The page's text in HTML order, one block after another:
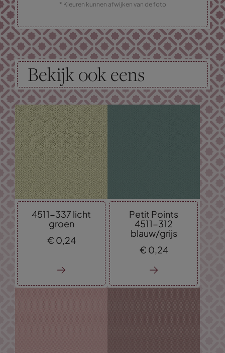
* Kleuren kunnen afwijken van de foto
Bekijk ook eens
4511-337 licht
groen
€ 0,24
Petit Points
4511-312
blauw/grijs
€ 0,24